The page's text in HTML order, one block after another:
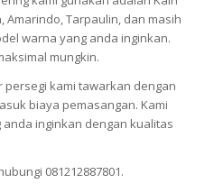
Amarindo, Tarpaulin, dan masih
warna yang anda inginkan.
mungkin.
persegi kami tawarkan dengan
biaya pemasangan. Kami
inginkan dengan kualitas
081212887801.